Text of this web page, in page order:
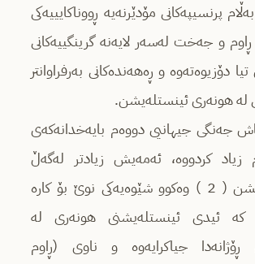
پرنسیپەکانی مۆدێرنەیە ڕووناکایییەکی
و جەخت لەسەر لایەنە گرینگییەکانی
دۆزیوەتەوە و ڕەهەندەکانی بەرفراوانتر
لە هونەری ئینستلەیشن.
جەنگی جیهانیی دووەم بایەخدانەکەی
زیاد کردووە، ئەمەیش زیادتر لەگەڵ
پەیدابوونی ئینستلەیشن ( 2 ) وەکوو شێوەیەکی نوێ بۆ کارە
ئیدی ئینستلەیشنی هونەری لە
ڕۆژانەدا جیاکرایەوە و ناوی (ڕاوم